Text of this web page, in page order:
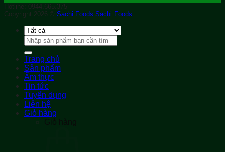
Hotline: 0944.665.375
Copyright 2026 © Sachi Foods Sachi Foods
Tìm
kiếm:
Trang chủ
Sản phẩm
Ẩm thực
Tin tức
Tuyển dụng
Liên hệ
Giỏ hàng
Giỏ hàng